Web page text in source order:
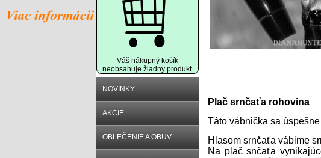
Váš nákupný košík
neobsahuje žiadny produkt.
NOVINKY
AKCIE
OBLEČENIE A OBUV
Plač srnčaťa rohovina
Táto vábnička sa
Hlasom srnčaťa vábime
Na plač snčaťa